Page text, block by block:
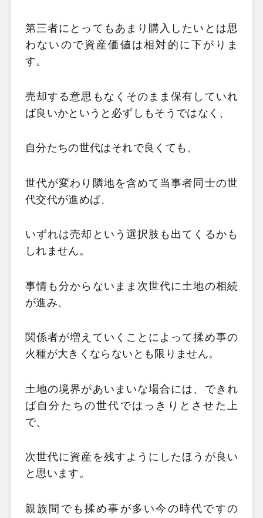
第三者にとってもあまり購入したいとは思
わないので資産価値は相対的に下がりま
す。
売却する意思もなくそのまま保有していれ
ば良いかというと必ずしもそうではなく、
自分たちの世代はそれで良くても、
世代が変わり隣地を含めて当事者同士の世
代交代が進めば、
いずれは売却という選択肢も出てくるかも
しれません。
事情も分からないまま次世代に土地の相続
が進み、
関係者が増えていくことによって揉め事の
火種が大きくならないとも限りません。
土地の境界があいまいな場合には、できれ
ば自分たちの世代ではっきりとさせた上
で、
次世代に資産を残すようにしたほうが良い
と思います。
親族間でも揉め事が多い今の時代ですの